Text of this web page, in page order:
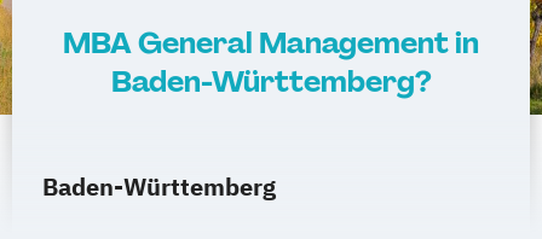
MBA General Management in
Baden-Württemberg?
Baden-Württemberg